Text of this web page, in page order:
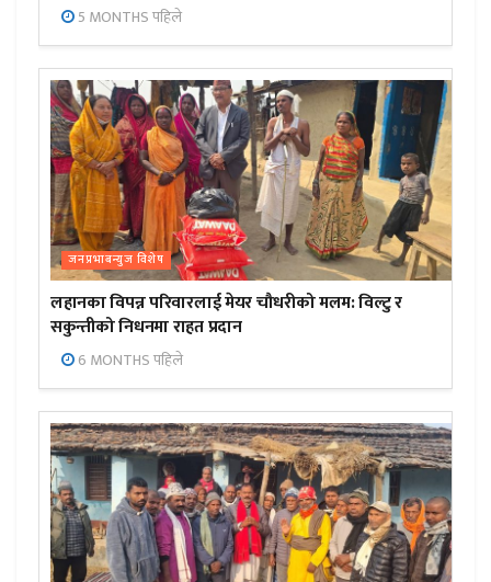
5 MONTHS पहिले
जनप्रभाबन्युज विशेष
लहानका विपन्न परिवारलाई मेयर चौधरीको मलम: विल्टु र
सकुन्तीको निधनमा राहत प्रदान
6 MONTHS पहिले